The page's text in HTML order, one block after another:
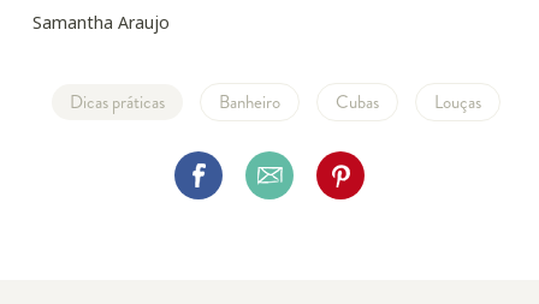
Samantha Araujo
Dicas práticas Banheiro Cubas Louças